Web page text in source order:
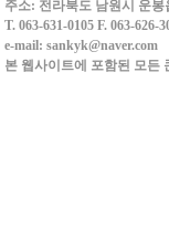
주소: 전라북도 남원시 운봉
T. 063-631-0105 F. 063-626-
e-mail: sankyk@naver.com
본 웹사이트에 포함된 모든